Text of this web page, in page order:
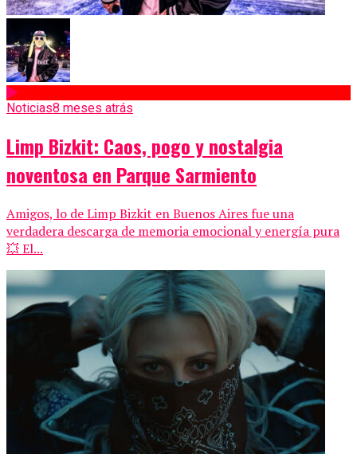
Noticias8 meses atrás
Limp Bizkit: Caos, pogo y nostalgia
noventosa en Parque Sarmiento
Amigos, lo de Limp Bizkit en Buenos Aires fue una
verdadera descarga de memoria emocional y energía pura
💥 El...